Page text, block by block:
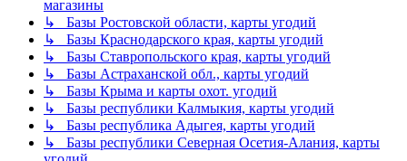
магазины
↳ Базы Ростовской области, карты угодий
↳ Базы Краснодарского края, карты угодий
↳ Базы Ставропольского края, карты угодий
↳ Базы Астраханской обл., карты угодий
↳ Базы Крыма и карты охот. угодий
↳ Базы республики Калмыкия, карты угодий
↳ Базы республика Адыгея, карты угодий
↳ Базы республики Северная Осетия-Алания, карты